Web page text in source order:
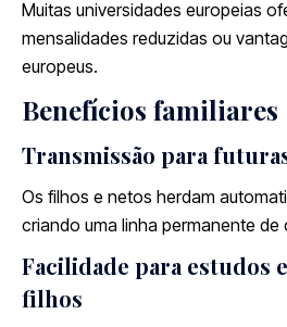
Muitas universidades europeias
mensalidades reduzidas ou
europeus.
Benefícios familiares
Transmissão para
Os filhos e netos herdam
criando uma linha permanente de
Facilidade para estudos
filhos